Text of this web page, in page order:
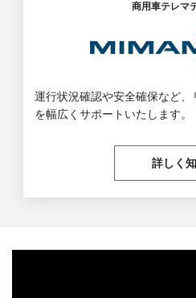
商用車テレマ
運行状況確認や安全確保など、
を幅広くサポートいたします。
詳しく